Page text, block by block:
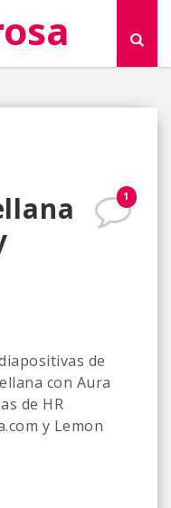
1
de
con Aura
de HR
y Lemon